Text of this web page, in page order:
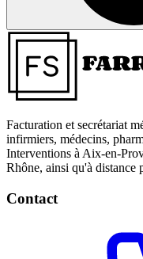
Facturation et secrétariat
infirmiers, médecins,
Interventions à Aix-en-
Rhône, ainsi qu'à distance
Contact